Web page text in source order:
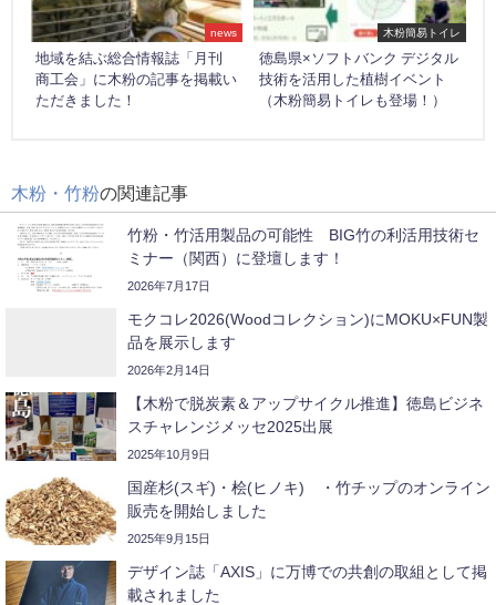
news
地域を結ぶ総合情報誌「月刊
商工会」に木粉の記事を掲載い
ただきました！
木粉簡易トイレ
徳島県×ソフトバンク デジタル
技術を活用した植樹イベント
（木粉簡易トイレも登場！）
木粉・竹粉の関連記事
竹粉・竹活用製品の可能性 BIG竹の利活用技術セ
ミナー（関西）に登壇します！
2026年7月17日
モクコレ2026(Woodコレクション)にMOKU×FUN製
品を展示します
2026年2月14日
【木粉で脱炭素＆アップサイクル推進】徳島ビジネ
スチャレンジメッセ2025出展
2025年10月9日
国産杉(スギ)・桧(ヒノキ) ・竹チップのオンライン
販売を開始しました
2025年9月15日
デザイン誌「AXIS」に万博での共創の取組として掲
載されました